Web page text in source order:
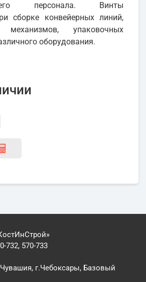
персонала. Винты
сборке конвейерных линий,
механизмов, упаковочных
оборудования.
732, 570-733
г.Чебоксары, Базовый